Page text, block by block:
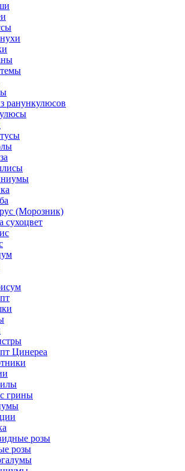
ранункулюсов
(Морозник)
сухоцвет
Цинереа
грины
розы
розы